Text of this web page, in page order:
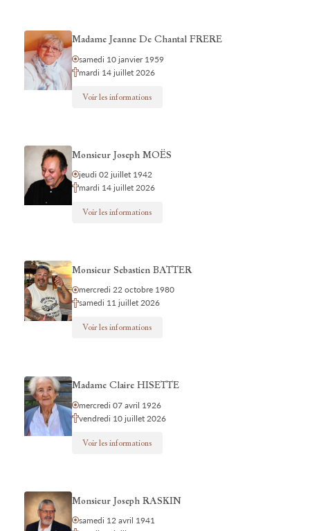
Madame Jeanne De Chantal FRERE
samedi 10 janvier 1959
mardi 14 juillet 2026
Voir les informations
Monsieur Joseph MOËS
jeudi 02 juillet 1942
mardi 14 juillet 2026
Voir les informations
Monsieur Sebastien BATTER
mercredi 22 octobre 1980
samedi 11 juillet 2026
Voir les informations
Madame Claire HISETTE
mercredi 07 avril 1926
vendredi 10 juillet 2026
Voir les informations
Monsieur Joseph RASKIN
samedi 12 avril 1941